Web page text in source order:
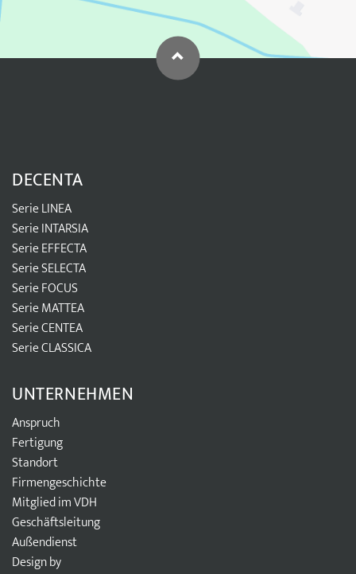
DECENTA
Serie LINEA
Serie INTARSIA
Serie EFFECTA
Serie SELECTA
Serie FOCUS
Serie MATTEA
Serie CENTEA
Serie CLASSICA
UNTERNEHMEN
Anspruch
Fertigung
Standort
Firmengeschichte
Mitglied im VDH
Geschäftsleitung
Außendienst
Design by